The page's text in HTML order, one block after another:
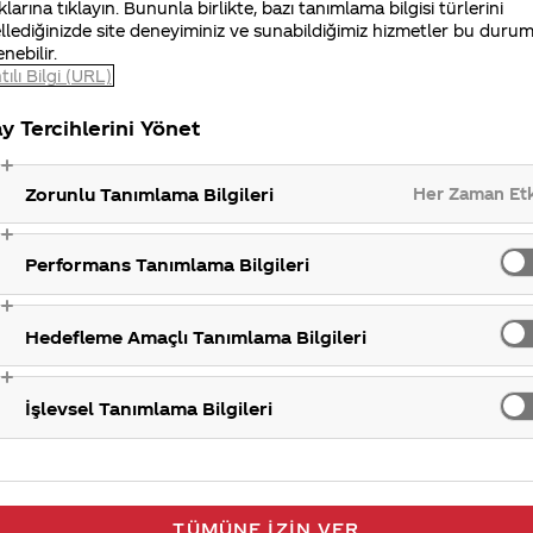
şurubunun gıdalarda kullanımı güvenli
İçecek endüstrisinde de genellikle kullanılan
ve sofra şekeri ile aynı kaloriye sahiptir. Şeker gibi,
çok fazla fruktoz-glukoz şurubu tüketmek kimse
glukoz şurubu içeren meşrubatlar da aşırıya
olarak tüketilebilir.
Merak Ettim sitemizi ziyaret ettiğiniz için
HFCS/
tıklayın. Bununla birlikte, bazı tanımlama bilgisi türlerini
site deneyiminiz ve sunabildiğimiz hizmetler bu
Bilgi (URL)
Tercihlerini Yönet
Zorunlu Tanımlama Bilgileri Her Zaman
Performans Tanımlama Bilgileri
Hedefleme Amaçlı Tanımlama Bilgileri
İşlevsel Tanımlama Bilgileri
TÜMÜNE İZIN VER